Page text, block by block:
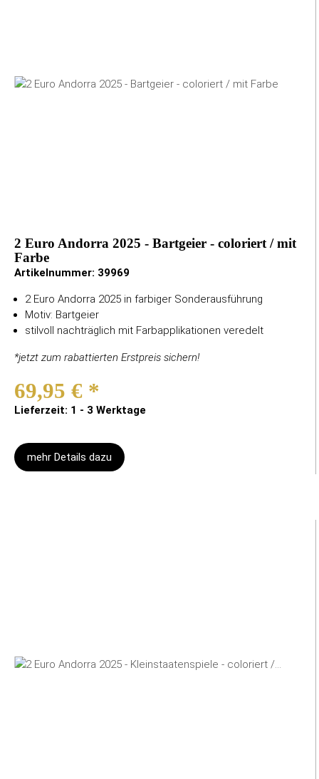
2 Euro Andorra 2025 - Bartgeier - coloriert / mit
Farbe
Artikelnummer: 39969
2 Euro Andorra 2025 in farbiger Sonderausführung
Motiv: Bartgeier
stilvoll nachträglich mit Farbapplikationen veredelt
*jetzt zum rabattierten Erstpreis sichern!
69,95 € *
Lieferzeit: 1 - 3 Werktage
mehr Details dazu